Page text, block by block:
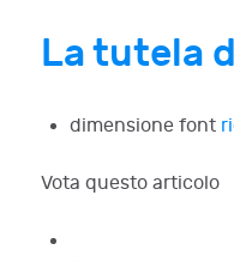
La tutela
dimensione font
Vota questo articolo